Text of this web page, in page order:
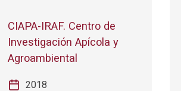
CIAPA-IRAF. Centro de
Investigación Apícola y
Agroambiental
2018